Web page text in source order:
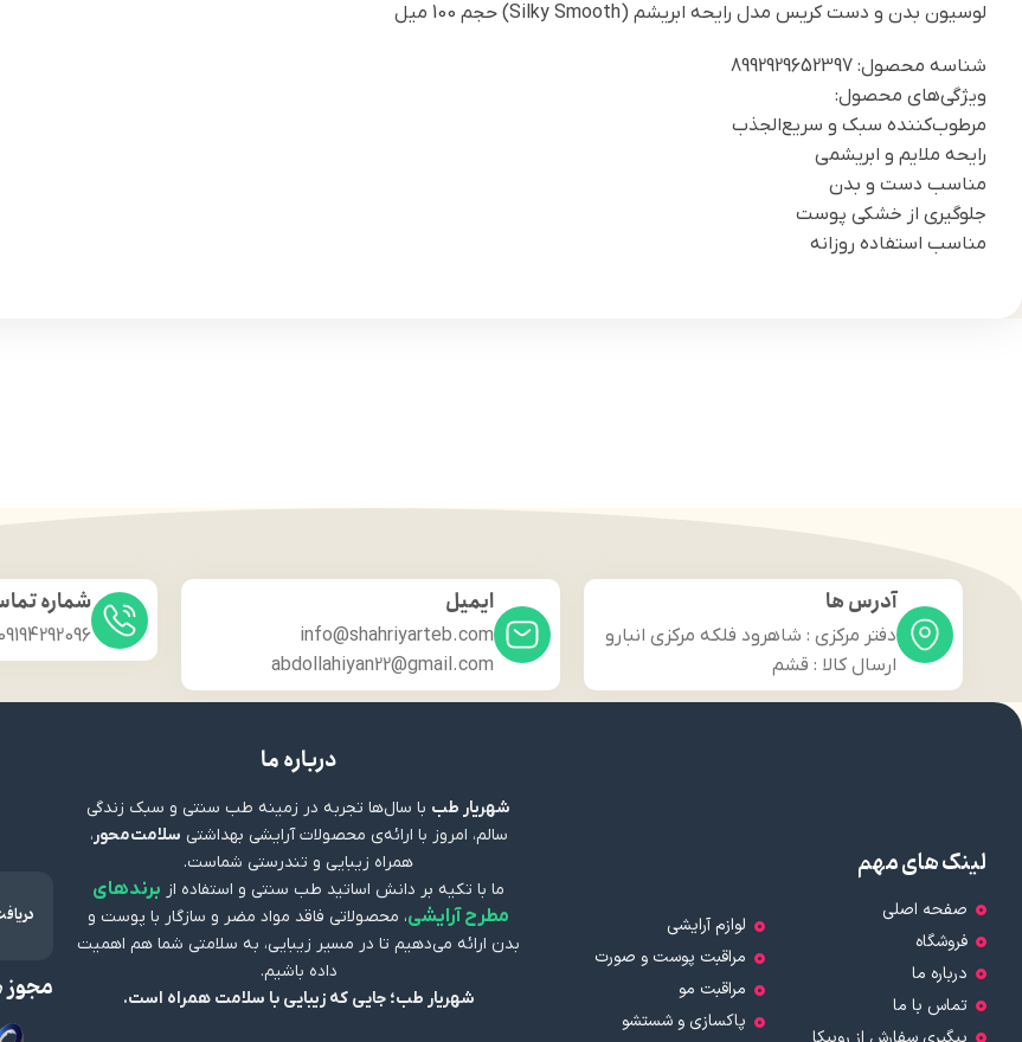
لوسیون بدن و دست کریس مدل رایحه ابریشم (Silky Smooth) حجم 100 میل
شناسه محصول: 8992929652397
ویژگی‌های محصول:
مرطوب‌کننده سبک و سریع‌الجذب
رایحه ملایم و ابریشمی
مناسب دست و بدن
جلوگیری از خشکی پوست
مناسب استفاده روزانه
آدرس ها
دفتر مرکزی : شاهرود فلکه مرکزی انبارو
ارسال کالا : قشم
ایمیل
info@shahriyarteb.com
abdollahiyan22@gmail.com
شماره
لینک های مهم
صفحه اصلی
فروشگاه
درباره ما
تماس با ما
لوازم آرایشی
مراقبت پوست و صورت
مراقبت مو
پاکسازی و شستشو
درباره ما
شهریار طب با سال‌ها تجربه در زمینه طب سنتی و سبک زندگی
سالم، امروز با ارائه‌ی محصولات آرایشی بهداشتی سلامت‌محور،
همراه زیبایی و تندرستی شماست.
ما با تکیه بر دانش اساتید طب سنتی و استفاده از برندهای
مطرح آرایشی، محصولاتی فاقد مواد مضر و سازگار با پوست و
بدن ارائه می‌دهیم تا در مسیر زیبایی، به سلامتی شما هم اهمیت
داده باشیم.
شهریار طب؛ جایی که زیبایی با سلامت همراه است.
مجوز